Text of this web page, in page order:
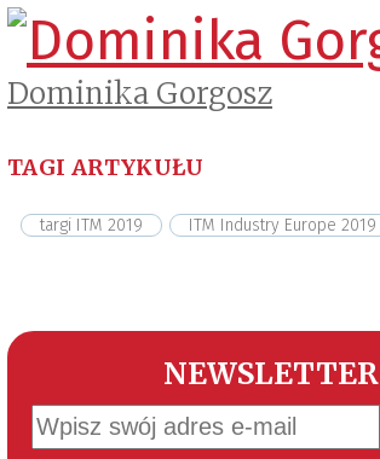
Dominika Gorgosz
TAGI ARTYKUŁU
targi ITM 2019 ITM Industry Europe 2019
NEWSLETTER